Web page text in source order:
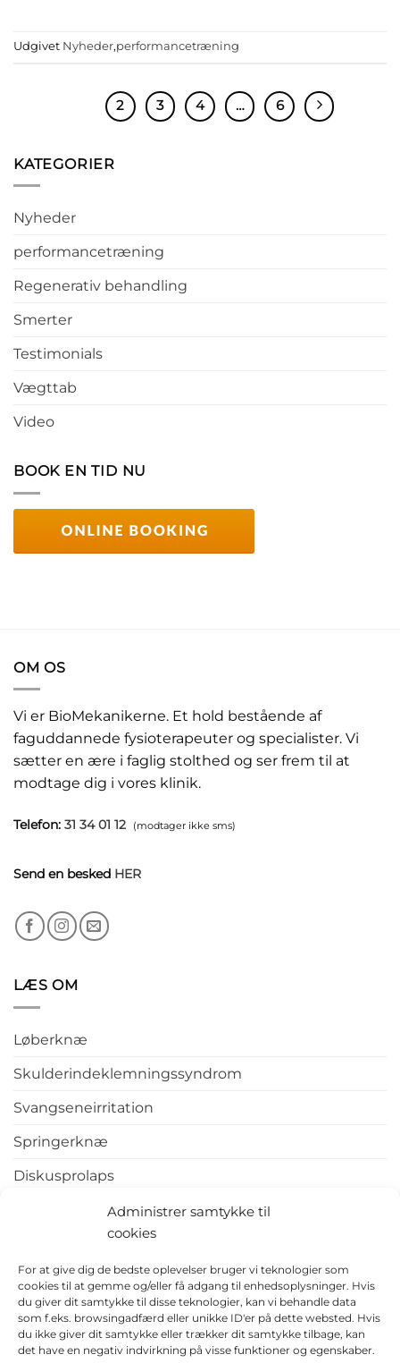
Administrer samtykke til
cookies
For at give dig de bedste oplevelser bruger vi teknologier som
cookies til at gemme og/eller få adgang til enhedsoplysninger. Hvis
du giver dit samtykke til disse teknologier, kan vi behandle data
som f.eks. browsingadfærd eller unikke ID'er på dette websted. Hvis
du ikke giver dit samtykke eller trækker dit samtykke tilbage, kan
det have en negativ indvirkning på visse funktioner og egenskaber.
Udgivet Nyheder,performancetræning
2 3 4 … 6
KATEGORIER
Nyheder
performancetræning
Regenerativ behandling
Smerter
Testimonials
Vægttab
Video
BOOK EN TID NU
OM OS
Vi er BioMekanikerne. Et hold bestående af
faguddannede fysioterapeuter og specialister. Vi
sætter en ære i faglig stolthed og ser frem til at
modtage dig i vores klinik.
Telefon: 31 34 01 12 (modtager ikke sms)
Send en besked HER
LÆS OM
Løberknæ
Skulderindeklemningssyndrom
Svangseneirritation
Springerknæ
Diskusprolaps